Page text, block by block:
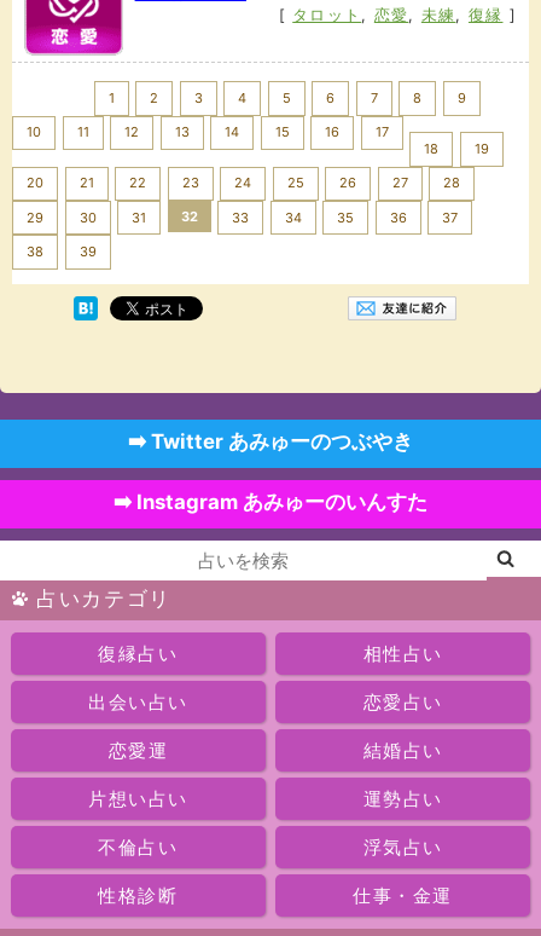
[ タロット , 恋愛, 未練 , 復縁 ]
1 2 3 4 5 6 7 8 9
10 11 12 13 14 15 16
17
18
19
20 21 22 23 24 25 26 27 28
29 30 31 32 33 34 35 36 37
38 39
➡️ Twitter あみゅーのつぶやき
➡️ Instagram あみゅーのいんすた
占いカテゴリ
復縁占い 相性占い
出会い占い 恋愛占い
恋愛運 結婚占い
片想い占い 運勢占い
不倫占い 浮気占い
性格診断 仕事・金運